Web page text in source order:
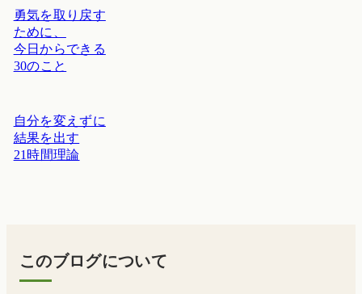
勇気を取り戻す
ために、
今日からできる
30のこと
自分を変えずに
結果を出す
21時間理論
このブログについて